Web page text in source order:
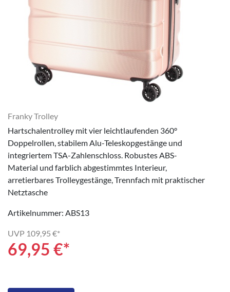
Franky Trolley
Hartschalentrolley mit vier leichtlaufenden 360°
Doppelrollen, stabilem Alu-Teleskopgestänge und
integriertem TSA-Zahlenschloss. Robustes ABS-
Material und farblich abgestimmtes Interieur,
arretierbares Trolleygestänge, Trennfach mit praktischer
Netztasche
Artikelnummer: ABS13
UVP 109,95 €*
69,95 €*